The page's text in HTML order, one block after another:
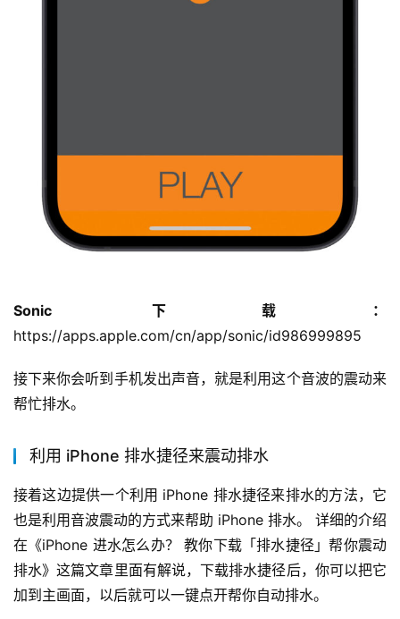
Sonic 下载：
https://apps.apple.com/cn/app/sonic/id986999895
接下来你会听到手机发出声音，就是利用这个音波的震动来
帮忙排水。
利用 iPhone 排水捷径来震动排水
接着这边提供一个利用 iPhone 排水捷径来排水的方法，它
也是利用音波震动的方式来帮助 iPhone 排水。 详细的介绍
在《iPhone 进水怎么办？ 教你下载「排水捷径」帮你震动
排水》这篇文章里面有解说，下载排水捷径后，你可以把它
加到主画面，以后就可以一键点开帮你自动排水。